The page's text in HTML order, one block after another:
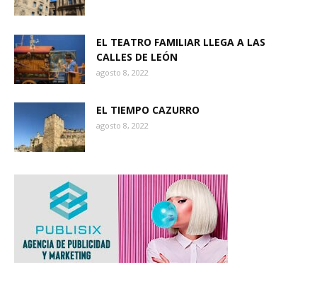
EL TEATRO FAMILIAR LLEGA A LAS
CALLES DE LEÓN
agosto 8, 2022
EL TIEMPO CAZURRO
agosto 8, 2022